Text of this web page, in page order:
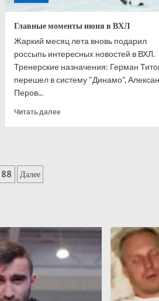
Главные моменты июня в ВХЛ
Жаркий месяц лета вновь подарил
россыпь интересных новостей в ВХЛ.
Тренерские назначения: Герман
перешел в систему "Динамо",
Перов...
Читать далееПрочитать
88 Далее